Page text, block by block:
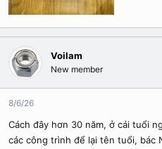
Voilam
New member
8/6/26
Cách đây hơn 30 năm, ở cái tuổi
các công trình để lại tên tuổi, bác